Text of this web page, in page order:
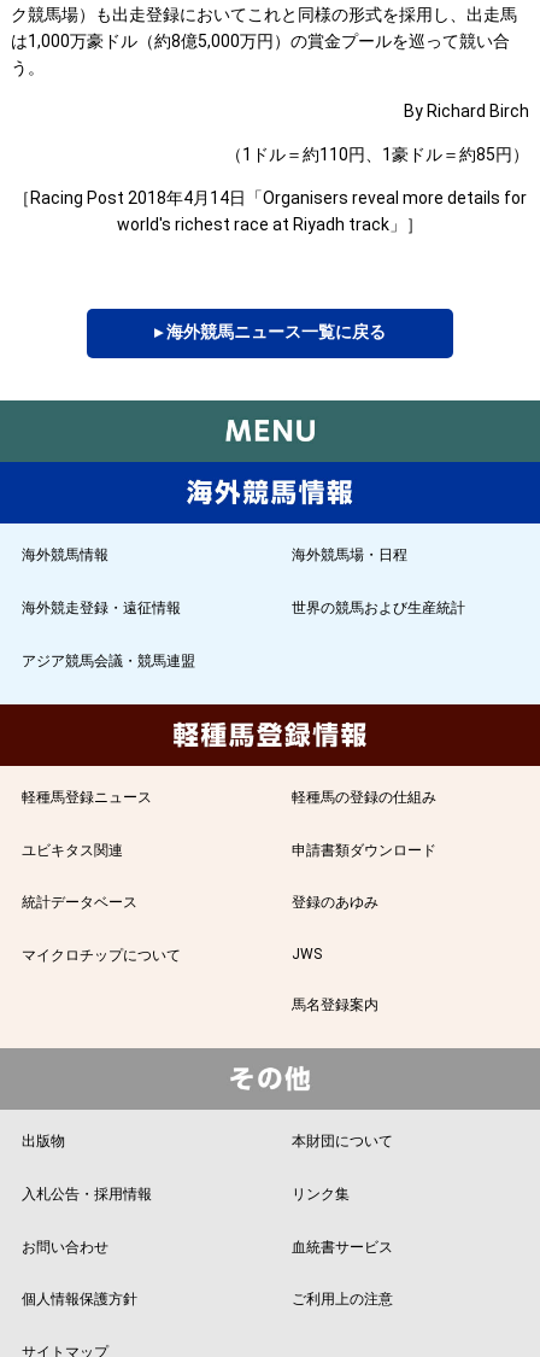
ク競馬場）も出走登録においてこれと同様の形式を採用し、出走馬
は1,000万豪ドル（約8億5,000万円）の賞金プールを巡って競い合
う。
By Richard Birch
（1ドル＝約110円、1豪ドル＝約85円）
［Racing Post 2018年4月14日「Organisers reveal more details for
world's richest race at Riyadh track」］
▸ 海外競馬ニュース一覧に戻る
海外競馬情報 海外競馬場・日程
海外競走登録・遠征情報 世界の競馬および生産統計
アジア競馬会議・競馬連盟
軽種馬登録ニュース 軽種馬の登録の仕組み
ユビキタス関連 申請書類ダウンロード
統計データベース 登録のあゆみ
マイクロチップについて JWS
馬名登録案内
出版物 本財団について
入札公告・採用情報 リンク集
お問い合わせ 血統書サービス
個人情報保護方針 ご利用上の注意
サイトマップ